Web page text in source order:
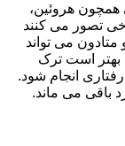
هروئین،
تصور می کنند
متادون می تواند
بهتر است ترک
انجام شود.
باقی می ماند.